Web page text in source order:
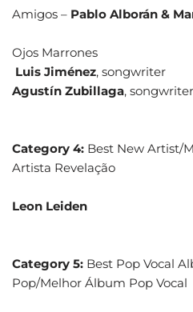
Amigos – Pablo Alborán &
Ojos Marrones
Luis Jiménez, songwriter
Agustín Zubillaga, songwriter
Category 4: Best New Artist/
Artista Revelação
Leon Leiden
Category 5: Best Pop Vocal
Pop/Melhor Álbum Pop Vocal